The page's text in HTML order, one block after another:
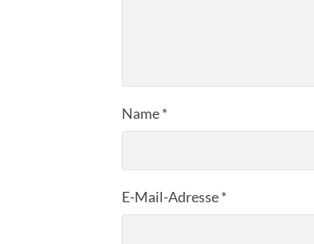
Name*
E-Mail-Adresse*